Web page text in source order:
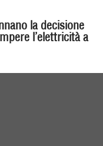
la decisione
l’elettricità a